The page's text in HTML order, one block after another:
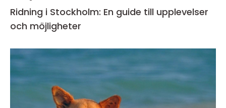
Ridning i Stockholm: En guide till upplevelser
och möjligheter